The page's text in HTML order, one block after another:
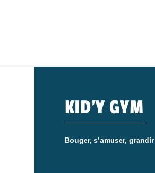
KID’Y GYM
Bouger, s’amuser, grandir